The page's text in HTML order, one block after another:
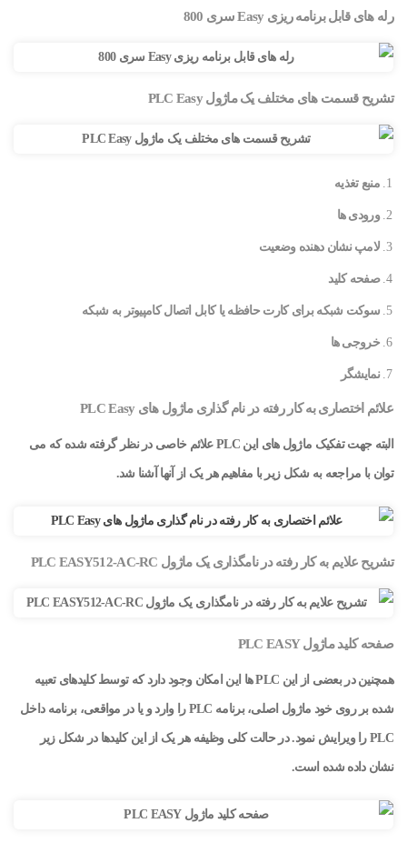
رله های قابل برنامه ریزی Easy سری 800
تشریح قسمت های مختلف یک ماژول PLC Easy
منبع تغذیه
ورودی ها
لامپ نشان دهنده وضعیت
صفحه کلید
سوکت شبکه برای کارت حافظه یا کابل اتصال کامپیوتر به شبکه
خروجی ها
نمایشگر
علائم اختصاری به کار رفته در نام گذاری ماژول های PLC Easy
البته جهت تفکیک ماژول های این PLC علائم خاصی در نظر گرفته شده که می
توان با مراجعه به شکل زیر با مفاهیم هر یک از آنها آشنا شد.
تشریح علایم به کار رفته در نامگذاری یک ماژول PLC EASY512-AC-RC
صفحه کلید ماژول PLC EASY
همچنین در بعضی از این PLC ها این امکان وجود دارد که توسط کلیدهای تعبیه
شده بر روی خود ماژول اصلی، برنامه PLC را وارد و یا در مواقعی، برنامه داخل
PLC را ویرایش نمود. در حالت کلی وظیفه هر یک از این کلیدها در شکل زیر
نشان داده شده است.